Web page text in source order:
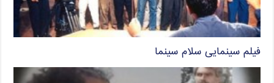
فیلم سینمایی سلام سینما